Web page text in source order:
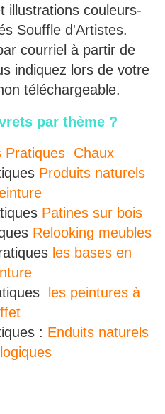
illustrations couleurs-
Souffle d'Artistes.
courriel à partir de
indiquez lors de votre
téléchargeable.
par thème ?
Pratiques Chaux
Produits naturels
Patines sur bois
Relooking meubles
les bases en
les peintures à
: Enduits naturels